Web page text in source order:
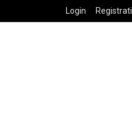
Login Registrati